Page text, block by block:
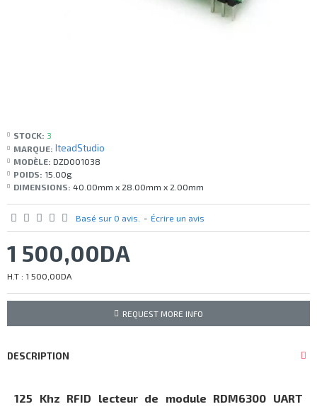
STOCK: 3
MARQUE: IteadStudio
MODÈLE: DZD001038
POIDS: 15.00g
DIMENSIONS: 40.00mm x 28.00mm x 2.00mm
Basé sur 0 avis. - Écrire un avis
1 500,00DA
H.T : 1 500,00DA
REQUEST MORE INFO
DESCRIPTION
125 Khz RFID lecteur de module RDM6300 UART